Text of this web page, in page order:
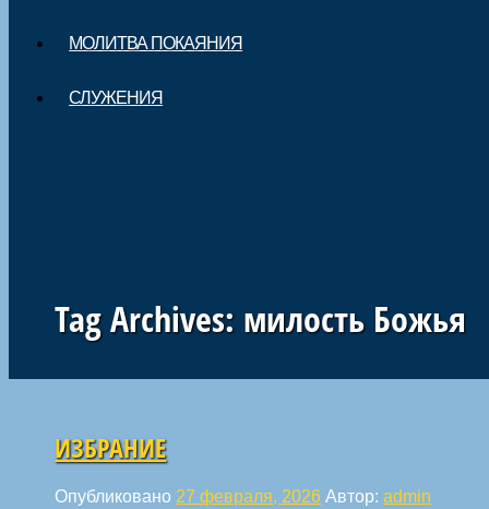
МОЛИТВА ПОКАЯНИЯ
СЛУЖЕНИЯ
Tag Archives: милость Божья
Навигация по статьям
ИЗБРАНИЕ
Опубликовано 27 февраля, 2026 Автор:admin